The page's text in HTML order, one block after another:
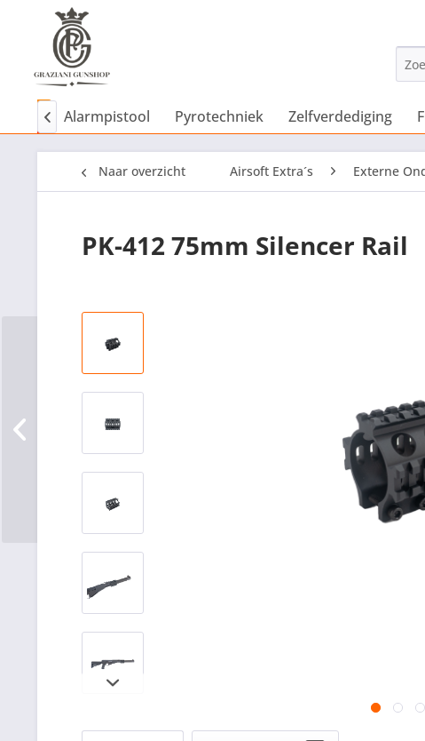
Alarmpistool Pyrotechniek Zelfverdediging

Naar overzicht Airsoft Extra´s Externe
PK-412 75mm Silencer Rail